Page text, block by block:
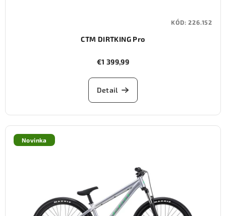
CTM DIRTKING Pro
€1 399,99
Detail
KÓD:226.152
Novinka